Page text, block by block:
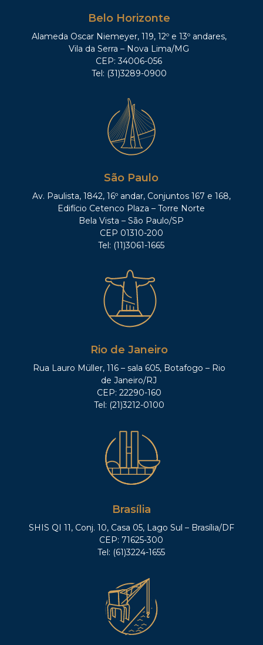
Belo Horizonte
Alameda Oscar Niemeyer, 119, 12º e 13º andares,
Vila da Serra – Nova Lima/MG
CEP: 34006-056
Tel: (31)3289-0900
São Paulo
Av. Paulista, 1842, 16º andar, Conjuntos 167 e 168,
Edifício Cetenco Plaza – Torre Norte
Bela Vista – São Paulo/SP
CEP 01310-200
Tel: (11)3061-1665
Rio de Janeiro
Rua Lauro Müller, 116 – sala 605, Botafogo – Rio
de Janeiro/RJ
CEP: 22290-160
Tel: (21)3212-0100
Brasília
SHIS QI 11, Conj. 10, Casa 05, Lago Sul – Brasília/DF
CEP: 71625-300
Tel: (61)3224-1655